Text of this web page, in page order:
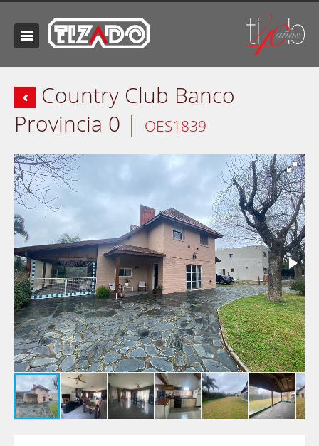
Country Club Banco
Provincia 0 |
OES1839